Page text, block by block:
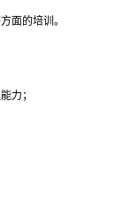
面的培训。
力；